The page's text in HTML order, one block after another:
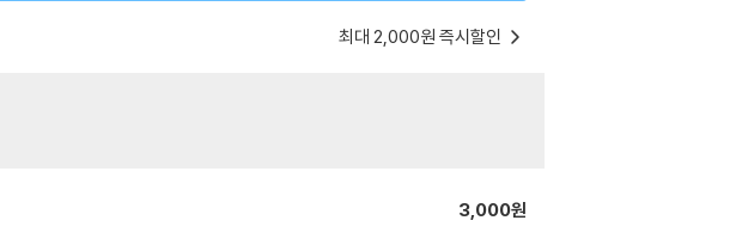
최대 2,000원 즉시할인
3,000원